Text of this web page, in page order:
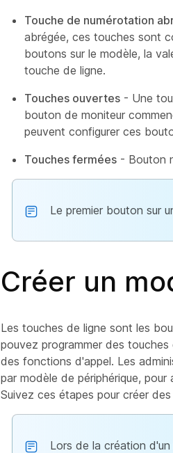
Touche de numérotation
abrégée, ces touches sont
boutons sur le modèle, la
touche de ligne.
Touches ouvertes - Une
bouton de moniteur
peuvent configurer ces
Touches fermées - Bouton
Le premier bouton sur
Créer un
Les touches de ligne sont les
pouvez programmer des
des fonctions d'appel. Les
par modèle de périphérique,
Suivez ces étapes pour créer
Lors de la création